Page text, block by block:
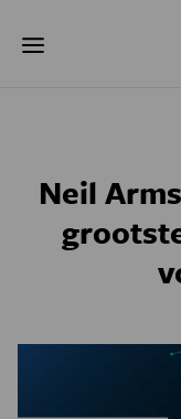
naar
PSYCHE & BREIN
PODCAST
Neil